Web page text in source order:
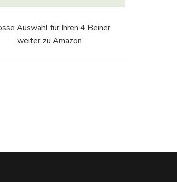
Auswahl für Ihren 4 Beiner
weiter zu Amazon